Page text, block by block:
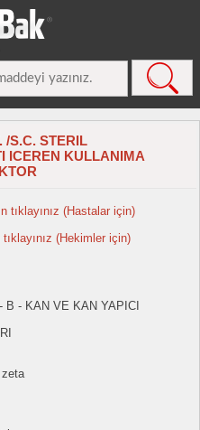
/S.C. STERIL
ICEREN KULLANIMA
tıklayınız (Hastalar için)
(Hekimler için)
B - KAN VE KAN YAPICI